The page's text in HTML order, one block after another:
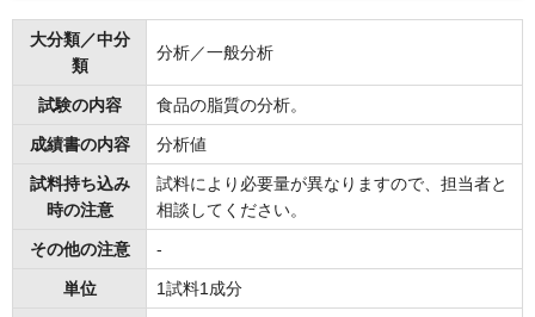
大分類／中分
類
分析／一般分析
試験の内容 食品の脂質の分析。
成績書の内容 分析値
試料持ち込み
時の注意
試料により必要量が異なりますので、担当者と
相談してください。
その他の注意 -
単位 1試料1成分